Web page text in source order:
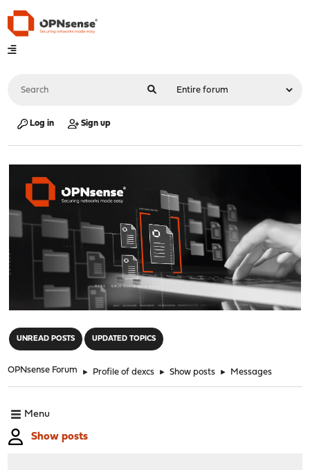
Log in Sign up
UNREAD POSTS UPDATED TOPICS
OPNsense Forum ► Profile of dexcs ► Show posts ► Messages
Menu
Show posts